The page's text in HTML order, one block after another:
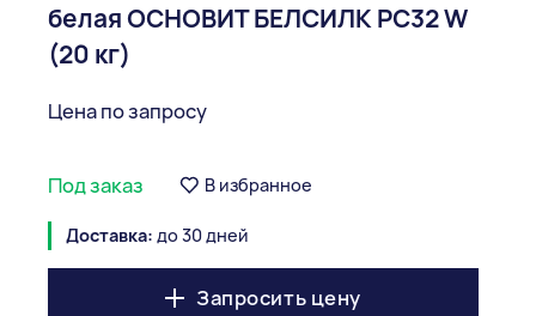
белая ОСНОВИТ БЕЛСИЛК PC32 W
(20 кг)
Цена по запросу
Под заказ В избранное
Доставка: до 30 дней
Запросить цену